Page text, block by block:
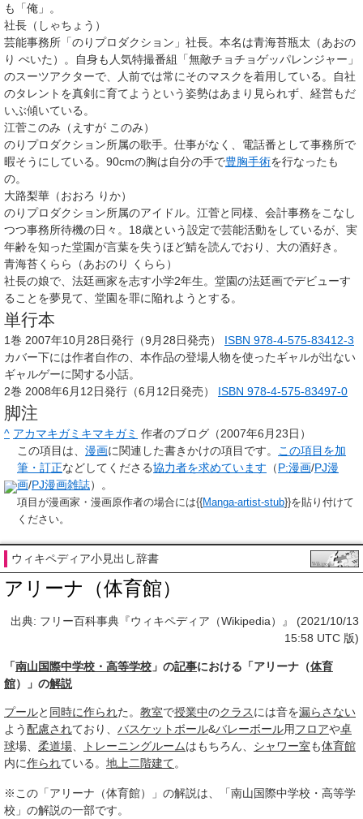
も「俺」。
社長（しゃちょう）
芸能事務所「のりプロダクション」社長。本名は青海苔瓶太（あおの
り ぺいた） 。自身も人気特撮番組「無敵チョチョゲッパレンジャー」
のスーツアクターで、人前では常にそのマスクを着用している。自社
のタレントを真剣に育てようという姿勢はあまり見られず、経営もだ
いぶ傾いている。
江菅このみ（えすが このみ）
のりプロダクション所属の歌手。仕事がなく、電話番として事務所で
暇そうにしている。90cmの胸は自分の手で豊胸手術を行なったも
の。
大路梨華（おおろ りか）
のりプロダクション所属のアイドル。江菅と同様、会計事務をこなし
つつ事務所待機の日々。18歳という設定で芸能活動をしているが、実
年齢を知った堂園が言葉を失うほど鯖を読んでおり、大の酒好き。
青海苔くらら（あおのり くらら）
社長の娘で、法廷画家を志す小学2年生。堂園の法廷画でデビューす
ることを夢見て、堂園を罪に陥れようとする。
単行本
1巻 2007年10月28日発行（9月28日発売） ISBN 978-4-575-83412-3
カバー下には作者自作の、本作品の登場人物を使ったギャルが出ない
ギャルゲーに関する小話。
2巻 2008年6月12日発行（6月12日発売） ISBN 978-4-575-83497-0
脚注
^ アカマキガミキマキガミ 作者のブログ（2007年6月23日）
この項目は、 漫画に関連した書きかけの項目 です。 この項目を加
筆・訂正などしてくださる協力者を求めています （P:漫画/PJ漫
画/PJ漫画雑誌）。
項目が漫画家・漫画原作者の場合には{{ Manga-artist-stub}}を貼り付けて
ください。
ウィキペディア小見出し辞書
アリーナ（体育館）
出典: フリー百科事典『ウィキペディア（Wikipedia）』 (2021/10/13
15:58 UTC 版)
「南山国際中学校・高等学校 」の記事における「アリーナ（体育
館）」の解説
プールと 同時に作られた。 教室で授業中のクラスには音を漏らさない
よう配慮されており、 バスケットボール&バレーボール用フロアや卓
球場、 柔道場、 トレーニングルームはもちろん、 シャワー室も体育館
内に作られている。 地上二階建て。
※この「アリーナ（体育館）」の解説は、「南山国際中学校・高等学
校」の解説の一部です。